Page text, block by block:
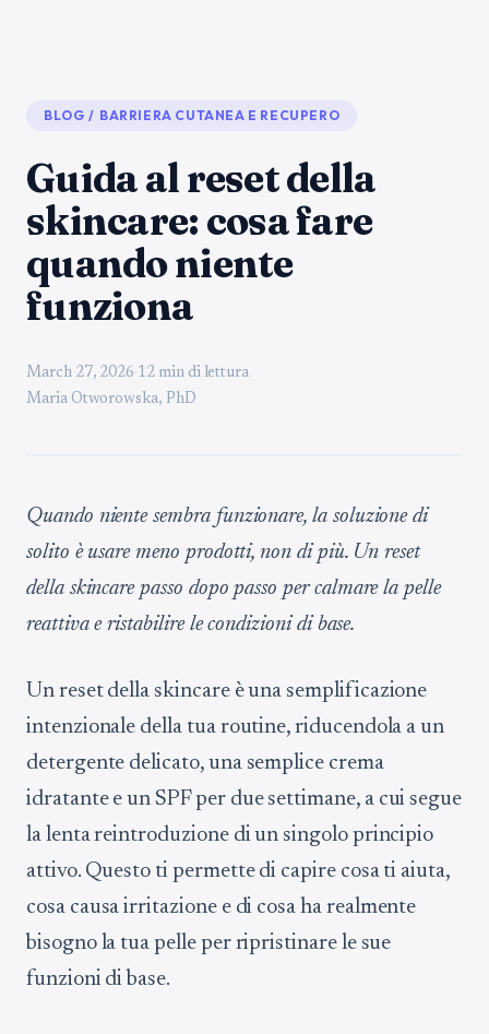
BLOG / BARRIERA CUTANEA E RECUPERO
Guida al reset della
skincare: cosa fare
quando niente
funziona
March 27, 2026· 12 min di lettura
Maria Otworowska, PhD
Quando niente sembra funzionare, la soluzione di
solito è usare meno prodotti, non di più. Un reset
della skincare passo dopo passo per calmare la pelle
reattiva e ristabilire le condizioni di base.
Un reset della skincare è una semplificazione
intenzionale della tua routine, riducendola a un
detergente delicato, una semplice crema
idratante e un SPF per due settimane, a cui segue
la lenta reintroduzione di un singolo principio
attivo. Questo ti permette di capire cosa ti aiuta,
cosa causa irritazione e di cosa ha realmente
bisogno la tua pelle per ripristinare le sue
funzioni di base.